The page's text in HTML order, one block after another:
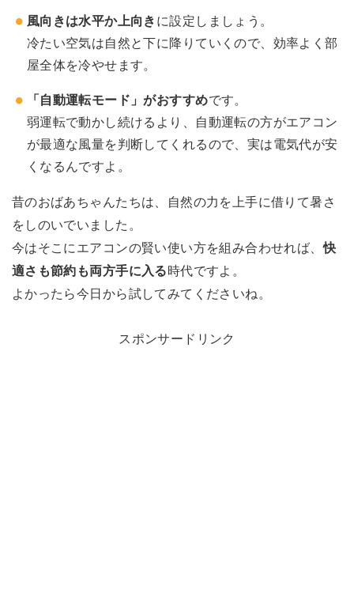
風向きは水平か上向き に設定しましょう。
冷たい空気は自然と下に降りていくので、効率よく部
屋全体を冷やせます。
「自動運転モード」がおすすめです。
弱運転で動かし続けるより、自動運転の方がエアコン
が最適な風量を判断してくれるので、実は電気代が安
くなるんですよ。
昔のおばあちゃんたちは、自然の力を上手に借りて暑さ
をしのいでいました。
今はそこにエアコンの賢い使い方を組み合わせれば、快
適さも節約も両方手に入る時代ですよ。
よかったら今日から試してみてくださいね。
スポンサードリンク